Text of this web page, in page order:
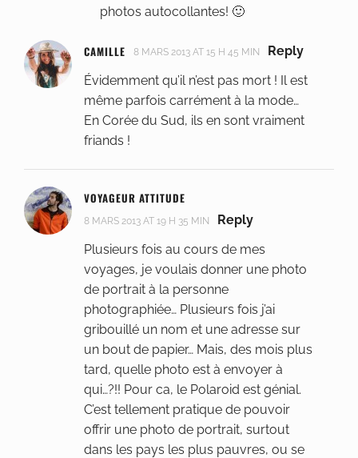
photos autocollantes! 🙂
CAMILLE 8 MARS 2013 AT 15 H 45 MIN
Reply
Évidemment qu’il n’est pas mort ! Il est
même parfois carrément à la mode…
En Corée du Sud, ils en sont vraiment
friands !
VOYAGEUR ATTITUDE
8 MARS 2013 AT 19 H 35 MIN
Reply
Plusieurs fois au cours de mes
voyages, je voulais donner une photo
de portrait à la personne
photographiée… Plusieurs fois j’ai
gribouillé un nom et une adresse sur
un bout de papier… Mais, des mois plus
tard, quelle photo est à envoyer à
qui…?!! Pour ca, le Polaroid est génial.
C’est tellement pratique de pouvoir
offrir une photo de portrait, surtout
dans les pays les plus pauvres, ou se